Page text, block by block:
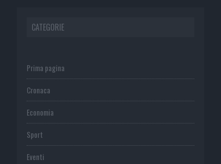
CATEGORIE
Prima pagina
Cronaca
Economia
Sport
Eventi